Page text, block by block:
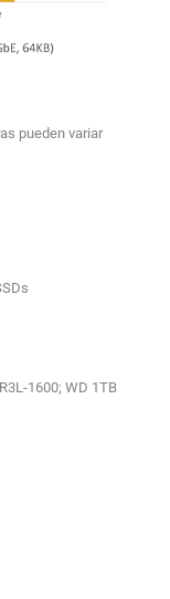
pueden variar
1600; WD 1TB